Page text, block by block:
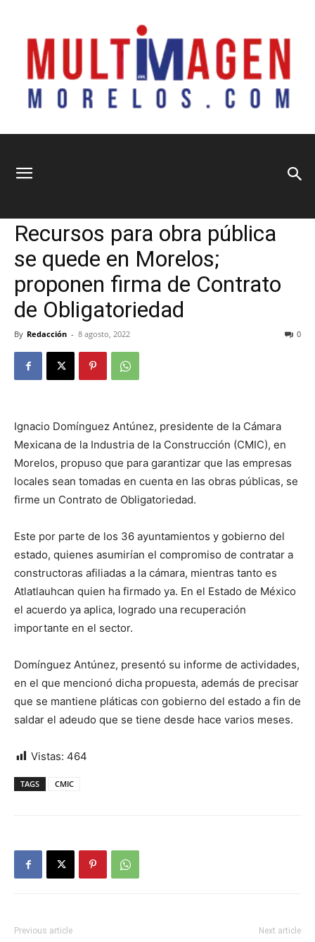
Morelos
Recursos para obra pública
se quede en Morelos;
proponen firma de Contrato
de Obligatoriedad
By Redacción - 8 agosto, 2022 0
Ignacio Domínguez Antúnez, presidente de la Cámara
Mexicana de la Industria de la Construcción (CMIC), en
Morelos, propuso que para garantizar que las empresas
locales sean tomadas en cuenta en las obras públicas, se
firme un Contrato de Obligatoriedad.
Este por parte de los 36 ayuntamientos y gobierno del
estado, quienes asumirían el compromiso de contratar a
constructoras afiliadas a la cámara, mientras tanto es
Atlatlauhcan quien ha firmado ya. En el Estado de México
el acuerdo ya aplica, logrado una recuperación
importante en el sector.
Domínguez Antúnez, presentó su informe de actividades,
en el que mencionó dicha propuesta, además de precisar
que se mantiene pláticas con gobierno del estado a fin de
saldar el adeudo que se tiene desde hace varios meses.
Vistas: 464
TAGS CMIC
Previous article Next article